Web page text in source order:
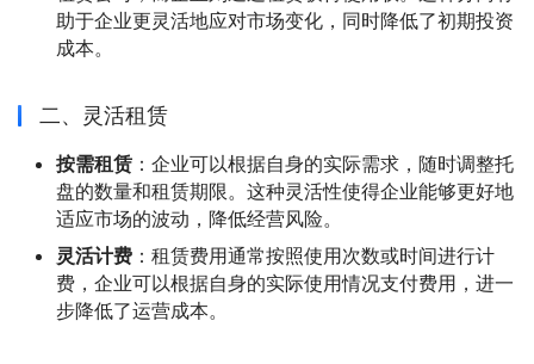
助于企业更灵活地应对市场变化，同时降低了初期投资
成本。
二、灵活租赁
按需租赁 ：企业可以根据自身的实际需求，随时调整托
盘的数量和租赁期限。这种灵活性使得企业能够更好地
适应市场的波动，降低经营风险。
灵活计费 ：租赁费用通常按照使用次数或时间进行计
费，企业可以根据自身的实际使用情况支付费用，进一
步降低了运营成本。